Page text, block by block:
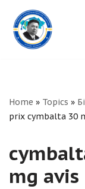
Skip
to
Home » Topics »
prix cymbalta 30
mg avis